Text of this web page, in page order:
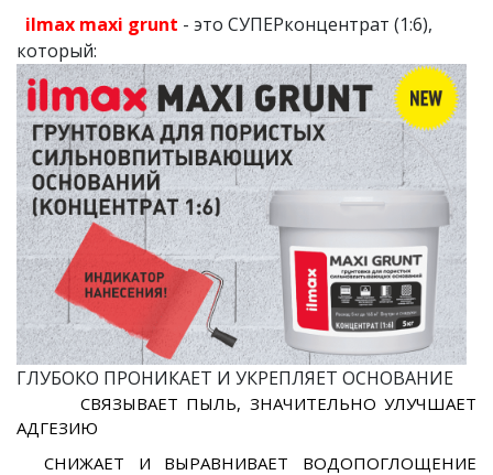
ilmax maxi grunt - это СУПЕРконцентрат (1:6),
который:
ГЛУБОКО ПРОНИКАЕТ И УКРЕПЛЯЕТ ОСНОВАНИЕ
СВЯЗЫВАЕТ ПЫЛЬ, ЗНАЧИТЕЛЬНО УЛУЧШАЕТ
АДГЕЗИЮ
CНИЖАЕТ И ВЫРАВНИВАЕТ ВОДОПОГЛОЩЕНИЕ